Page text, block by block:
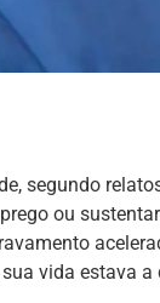
segundo
ou
vida estava a